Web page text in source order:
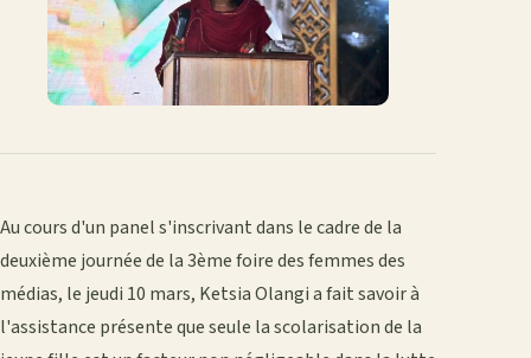
Au cours d'un panel s'inscrivant dans le cadre de la
deuxième journée de la 3ème foire des femmes des
médias, le jeudi 10 mars, Ketsia Olangi a fait savoir à
l'assistance présente que seule la scolarisation de la